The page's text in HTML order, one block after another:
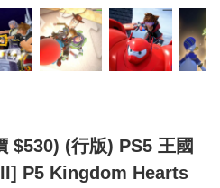
$530) (行版) PS5 王國
P5 Kingdom Hearts